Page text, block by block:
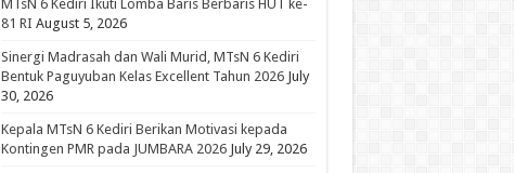
MTsN 6 Kediri Ikuti Lomba Baris Berbaris HUT ke-
81 RI August 5, 2026
Sinergi Madrasah dan Wali Murid, MTsN 6 Kediri
Bentuk Paguyuban Kelas Excellent Tahun 2026 July
30, 2026
Kepala MTsN 6 Kediri Berikan Motivasi kepada
Kontingen PMR pada JUMBARA 2026 July 29, 2026